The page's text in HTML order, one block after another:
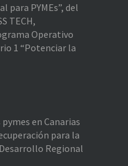
para PYMEs”, del
TECH,
Operativo
1 “Potenciar la
en Canarias
para la
Regional